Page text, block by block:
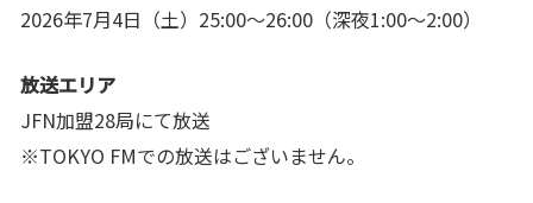
2026年7月4日（土）25:00～26:00（深夜1:00～2:00）
放送エリア
JFN加盟28局にて放送
※TOKYO FMでの放送はございません。